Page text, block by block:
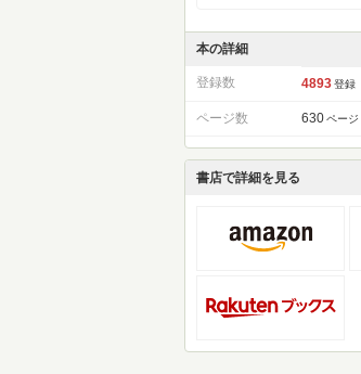
本の詳細
登録数 4893 登録
ページ数 630 ページ
書店で詳細を見る